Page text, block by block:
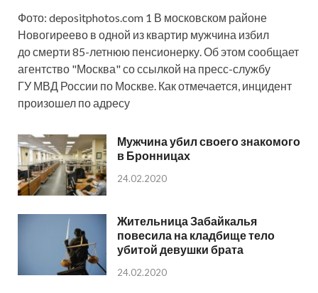
Фото: depositphotos.com 1 В московском районе
Новогиреево в одной из квартир мужчина избил
до смерти 85-летнюю пенсионерку. Об этом сообщает
агентство "Москва" со ссылкой на пресс-службу
ГУ МВД России по Москве. Как отмечается, инцидент
произошел по адресу
Мужчина убил своего знакомого
в Бронницах
24.02.2020
Жительница Забайкалья
повесила на кладбище тело
убитой девушки брата
24.02.2020